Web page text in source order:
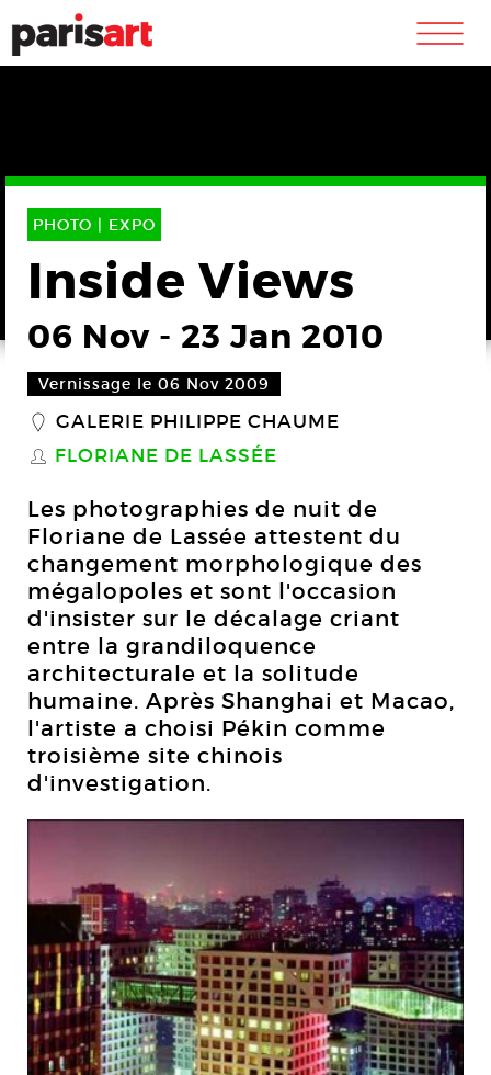
m
PHOTO | EXPO
Inside Views
06 Nov - 23 Jan 2010
Vernissage le 06 Nov 2009
_ GALERIE PHILIPPE CHAUME
S FLORIANE DE LASSÉE
Les photographies de nuit de
Floriane de Lassée attestent du
changement morphologique des
mégalopoles et sont l'occasion
d'insister sur le décalage criant
entre la grandiloquence
architecturale et la solitude
humaine. Après Shanghai et Macao,
l'artiste a choisi Pékin comme
troisième site chinois
d'investigation.